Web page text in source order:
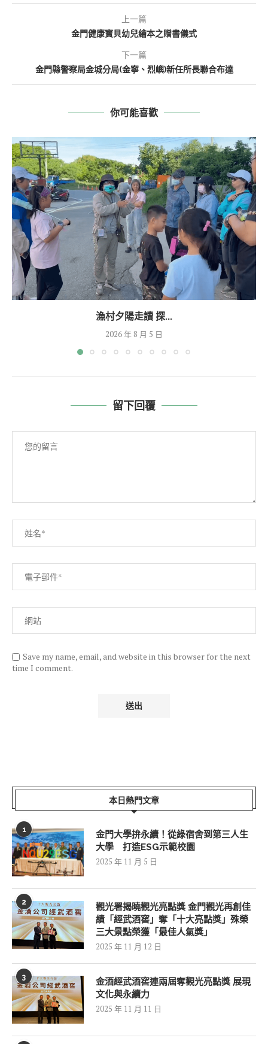
上一篇
金門健康寳貝幼兒繪本之贈書儀式
下一篇
金門縣警察局金城分局(金寧、烈嶼)新任所長聯合布達
你可能喜歡
漁村夕陽走讀 探...
2026 年 8 月 5 日
留下回覆
Save my name, email, and website in this browser for the next
time I comment.
本日熱門文章
1
金門大學拚永續！從綠宿舍到第三人生
大學 打造ESG示範校園
2025 年 11 月 5 日
2
觀光署揭曉觀光亮點獎 金門觀光再創佳
績「經武酒窖」奪「十大亮點獎」殊榮
三大景點榮獲「最佳人氣獎」
2025 年 11 月 12 日
3
金酒經武酒窖連兩屆奪觀光亮點獎 展現
文化與永續力
2025 年 11 月 11 日